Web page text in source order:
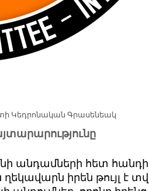
Կեդրոնական Գրասենեակ
անդամների հետ
իրեն թույլ է